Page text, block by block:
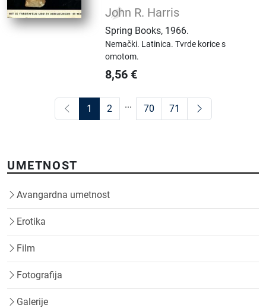
John R. Harris
Spring Books, 1966.
Nemački. Latinica.Tvrde korice s
omotom.
8,56 €
1 2 ... 70 71
UMETNOST
Avangardna umetnost
Erotika
Film
Fotografija
Galerije